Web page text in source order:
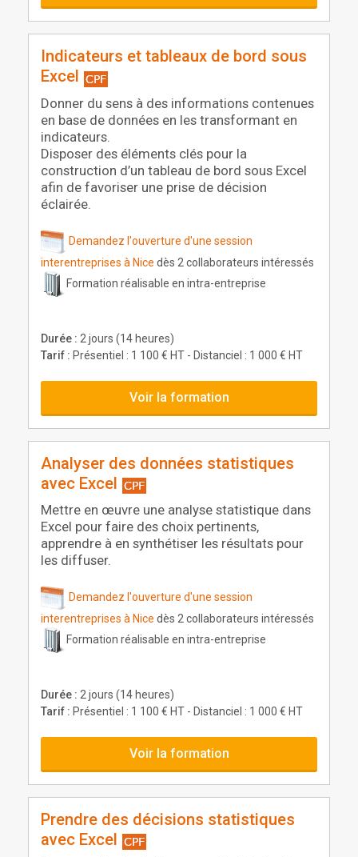
Indicateurs et tableaux de bord sous
Excel
Donner du sens à des informations contenues
en base de données en les transformant en
indicateurs.
Disposer des éléments clés pour la
construction d’un tableau de bord sous Excel
afin de favoriser une prise de décision
éclairée.
Demandez l'ouverture d'une session
interentreprises à Nice dès 2 collaborateurs intéressés
Formation réalisable en intra-entreprise
Durée : 2 jours (14 heures)
Tarif : Présentiel : 1 100 € HT - Distanciel : 1 000 € HT
Voir la formation
Analyser des données statistiques
avec Excel
Mettre en œuvre une analyse statistique dans
Excel pour faire des choix pertinents,
apprendre à en synthétiser les résultats pour
les diffuser.
Demandez l'ouverture d'une session
interentreprises à Nice dès 2 collaborateurs intéressés
Formation réalisable en intra-entreprise
Durée : 2 jours (14 heures)
Tarif : Présentiel : 1 100 € HT - Distanciel : 1 000 € HT
Voir la formation
Prendre des décisions statistiques
avec Excel